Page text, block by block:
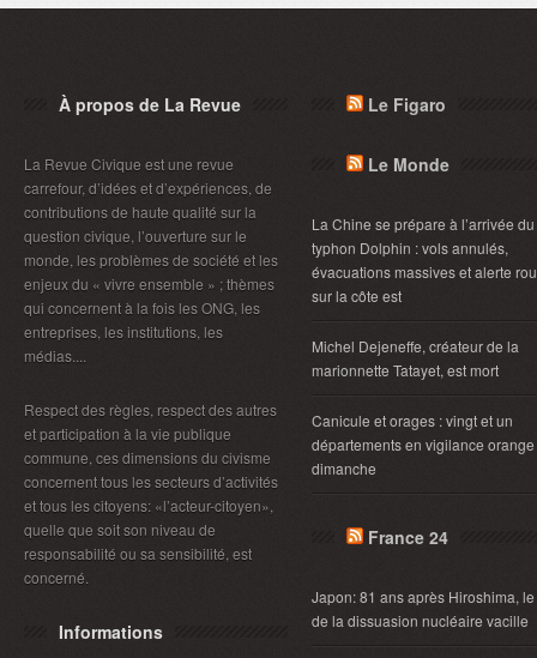
À propos de La Revue
La Revue Civique est une revue
carrefour, d’idées et d’expériences, de
contributions de haute qualité sur la
question civique, l’ouverture sur le
monde, les problèmes de société et les
enjeux du « vivre ensemble » ; thèmes
qui concernent à la fois les ONG, les
entreprises, les institutions, les
médias....
Respect des règles, respect des autres
et participation à la vie publique
commune, ces dimensions du civisme
concernent tous les secteurs d’activités
et tous les citoyens: «l’acteur-citoyen»,
quelle que soit son niveau de
responsabilité ou sa sensibilité, est
concerné.
Informations
Le Figaro
Le Monde
La Chine se prépare à l’arrivée du
typhon Dolphin : vols annulés,
évacuations massives et alerte
sur la côte est
Michel Dejeneffe, créateur de la
marionnette Tatayet, est mort
Canicule et orages : vingt et un
départements en vigilance orange
dimanche
France 24
Japon: 81 ans après Hiroshima,
de la dissuasion nucléaire vacille